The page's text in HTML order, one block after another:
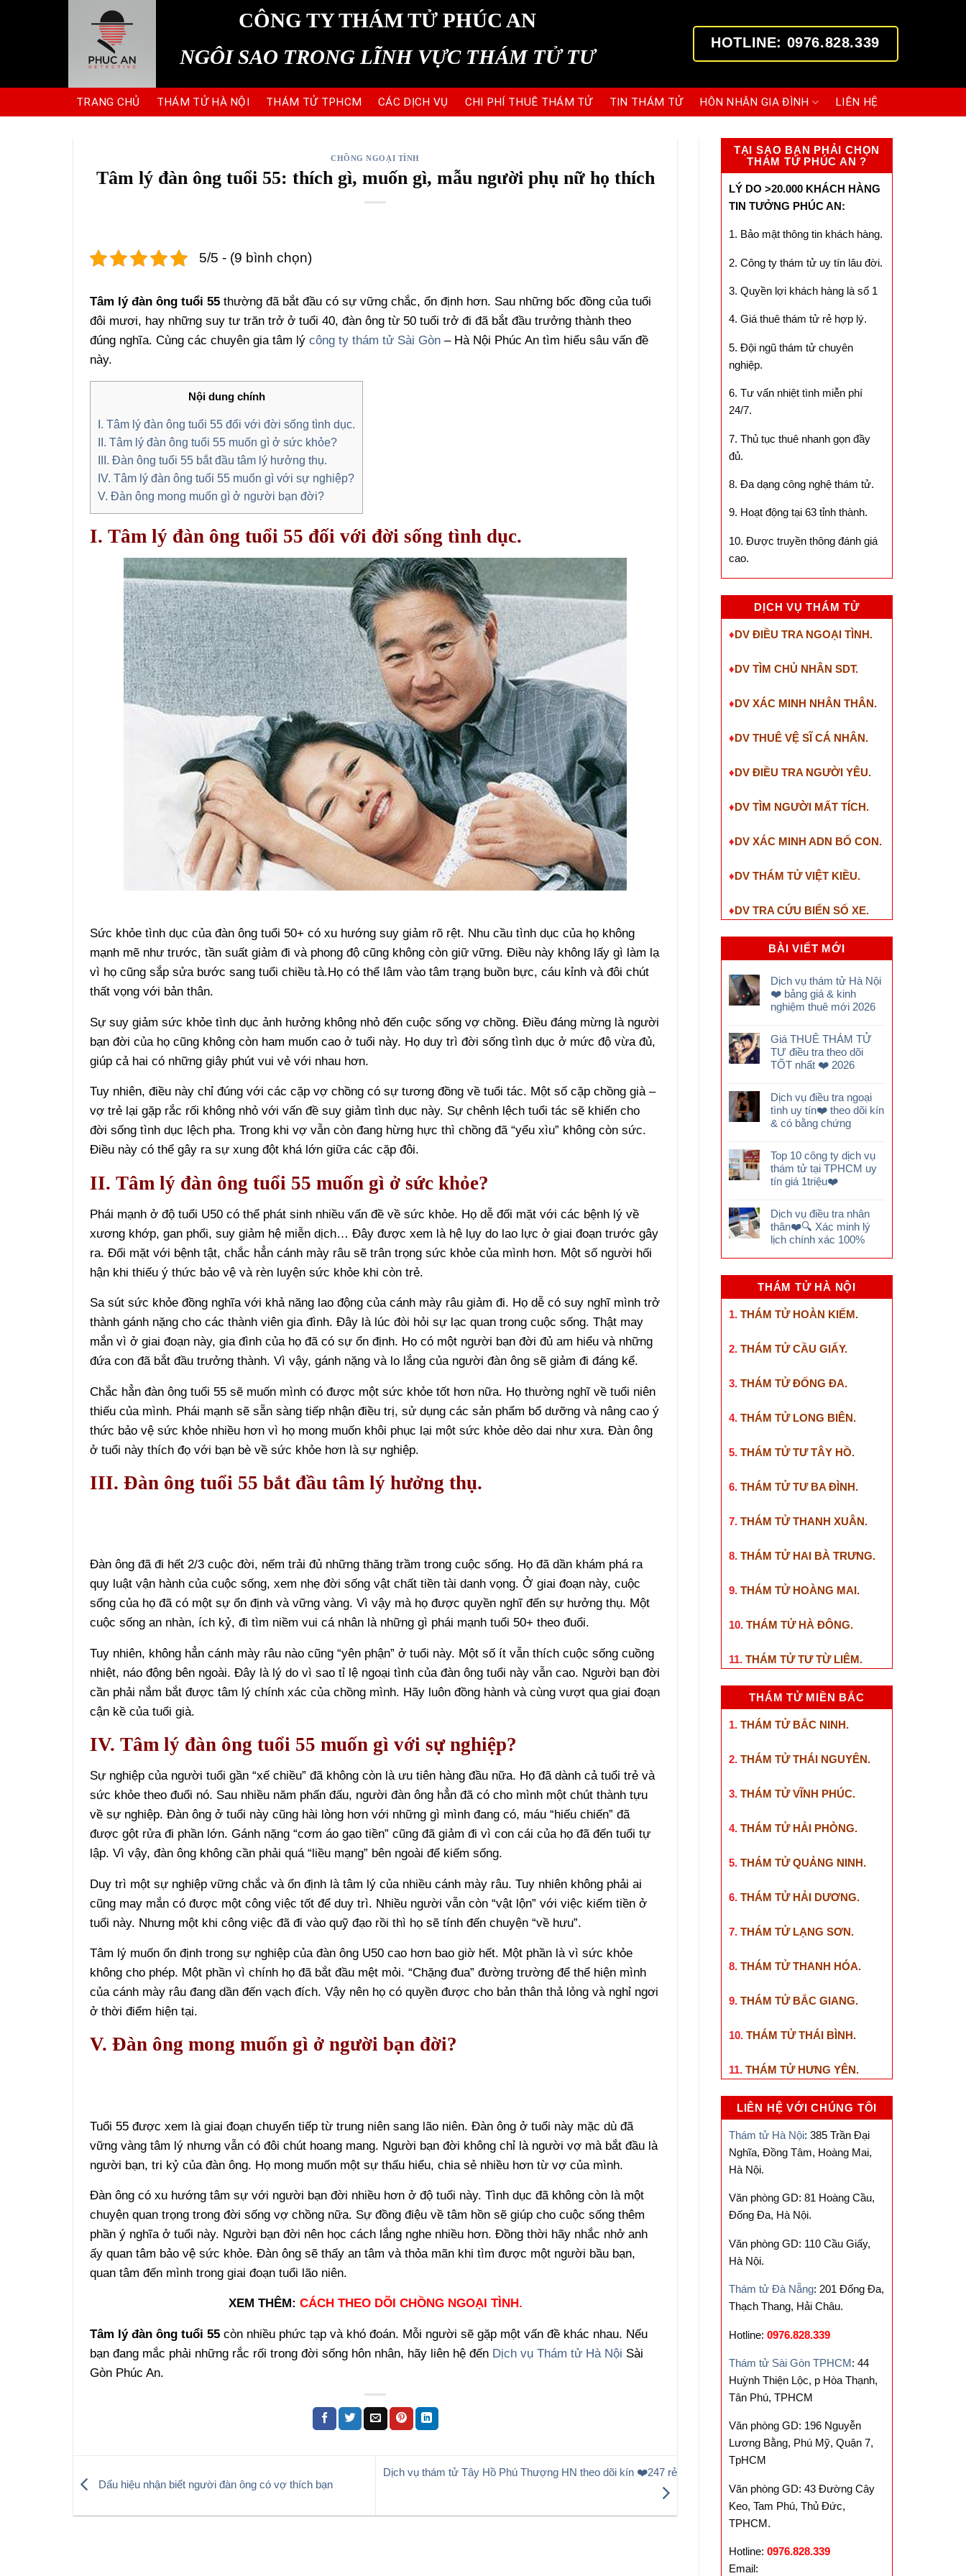
CÔNG TY THÁM TỬ PHÚC AN
NGÔI SAO TRONG LĨNH VỰC THÁM TỬ TƯ
HOTLINE: 0976.828.339
TRANG CHỦ THÁM TỬ HÀ NỘI THÁM TỬ TPHCM CÁC DỊCH VỤ CHI PHÍ THUÊ THÁM TỬ TIN THÁM TỬ HÔN NHÂN GIA ĐÌNH LIÊN HỆ
CHỒNG NGOẠI TÌNH
Tâm lý đàn ông tuổi 55: thích gì, muốn gì, mẫu người phụ nữ họ thích
5/5 - (9 bình chọn)
Tâm lý đàn ông tuổi 55 thường đã bắt đầu có sự vững chắc, ổn định hơn. Sau những bốc đồng của tuổi
đôi mươi, hay những suy tư trăn trở ở tuổi 40, đàn ông từ 50 tuổi trở đi đã bắt đầu trưởng thành theo
đúng nghĩa. Cùng các chuyên gia tâm lýcông ty thám tử Sài Gòn – Hà Nội Phúc An tìm hiểu sâu vấn đề
này.
Nội dung chính
I. Tâm lý đàn ông tuổi 55 đối với đời sống tình dục.
II. Tâm lý đàn ông tuổi 55 muốn gì ở sức khỏe?
III. Đàn ông tuổi 55 bắt đầu tâm lý hưởng thụ.
IV. Tâm lý đàn ông tuổi 55 muốn gì với sự nghiệp?
V. Đàn ông mong muốn gì ở người bạn đời?
I. Tâm lý đàn ông tuổi 55 đối với đời sống tình dục.
Sức khỏe tình dục của đàn ông tuổi 50+ có xu hướng suy giảm rõ rệt. Nhu cầu tình dục của họ không
mạnh mẽ như trước, tần suất giảm đi và phong độ cũng không còn giữ vững. Điều này không lấy gì làm lạ
vì họ cũng sắp sửa bước sang tuổi chiều tà.Họ có thể lâm vào tâm trạng buồn bực, cáu kỉnh và đôi chút
thất vọng với bản thân.
Sự suy giảm sức khỏe tình dục ảnh hưởng không nhỏ đến cuộc sống vợ chồng. Điều đáng mừng là người
bạn đời của họ cũng không còn ham muốn cao ở tuổi này. Họ duy trì đời sống tình dục ở mức độ vừa đủ,
giúp cả hai có những giây phút vui vẻ với nhau hơn.
Tuy nhiên, điều này chỉ đúng với các cặp vợ chồng có sự tương đồng về tuổi tác. Một số cặp chồng già –
vợ trẻ lại gặp rắc rối không nhỏ với vấn đề suy giảm tình dục này. Sự chênh lệch tuổi tác sẽ khiến cho
đời sống tình dục lệch pha. Trong khi vợ vẫn còn đang hừng hực thì chồng đã “yểu xìu” không còn sức.
Điều này có thể gây ra sự xung đột khá lớn giữa các cặp đôi.
II. Tâm lý đàn ông tuổi 55 muốn gì ở sức khỏe?
Phái mạnh ở độ tuổi U50 có thể phát sinh nhiều vấn đề về sức khỏe. Họ dễ đối mặt với các bệnh lý về
xương khớp, gan phổi, suy giảm hệ miễn dịch… Đây được xem là hệ lụy do lao lực ở giai đoạn trước gây
ra. Đối mặt với bệnh tật, chắc hẳn cánh mày râu sẽ trân trọng sức khỏe của mình hơn. Một số người hối
hận khi thiếu ý thức bảo vệ và rèn luyện sức khỏe khi còn trẻ.
Sa sút sức khỏe đồng nghĩa với khả năng lao động của cánh mày râu giảm đi. Họ dễ có suy nghĩ mình trở
thành gánh nặng cho các thành viên gia đình. Đây là lúc đòi hỏi sự lạc quan trong cuộc sống. Thật may
mắn vì ở giai đoạn này, gia đình của họ đã có sự ổn định. Họ có một người bạn đời đủ am hiểu và những
đứa con đã bắt đầu trưởng thành. Vì vậy, gánh nặng và lo lắng của người đàn ông sẽ giảm đi đáng kể.
Chắc hẳn đàn ông tuổi 55 sẽ muốn mình có được một sức khỏe tốt hơn nữa. Họ thường nghĩ về tuổi niên
thiếu của mình. Phái mạnh sẽ sẵn sàng tiếp nhận điều trị, sử dụng các sản phẩm bổ dưỡng và nâng cao ý
thức bảo vệ sức khỏe nhiều hơn vì họ mong muốn khôi phục lại một sức khỏe dẻo dai như xưa. Đàn ông
ở tuổi này thích đọ với bạn bè về sức khỏe hơn là sự nghiệp.
III. Đàn ông tuổi 55 bắt đầu tâm lý hưởng thụ.
Đàn ông đã đi hết 2/3 cuộc đời, nếm trải đủ những thăng trầm trong cuộc sống. Họ đã dần khám phá ra
quy luật vận hành của cuộc sống, xem nhẹ đời sống vật chất tiền tài danh vọng. Ở giai đoạn này, cuộc
sống của họ đã có một sự ổn định và vững vàng. Vì vậy mà họ được quyền nghĩ đến sự hưởng thụ. Một
cuộc sống an nhàn, ích kỷ, đi tìm niềm vui cá nhân là những gì phái mạnh tuổi 50+ theo đuổi.
Tuy nhiên, không hẳn cánh mày râu nào cũng “yên phận” ở tuổi này. Một số ít vẫn thích cuộc sống cuồng
nhiệt, náo động bên ngoài. Đây là lý do vì sao tỉ lệ ngoại tình của đàn ông tuổi này vẫn cao. Người bạn đời
cần phải nắm bắt được tâm lý chính xác của chồng mình. Hãy luôn đồng hành và cùng vượt qua giai đoạn
cận kề của tuổi già.
IV. Tâm lý đàn ông tuổi 55 muốn gì với sự nghiệp?
Sự nghiệp của người tuổi gần “xế chiều” đã không còn là ưu tiên hàng đầu nữa. Họ đã dành cả tuổi trẻ và
sức khỏe theo đuổi nó. Sau nhiều năm phấn đấu, người đàn ông hẳn đã có cho mình một chút thành tựu
về sự nghiệp. Đàn ông ở tuổi này cũng hài lòng hơn với những gì mình đang có, máu “hiếu chiến” đã
được gột rửa đi phần lớn. Gánh nặng “cơm áo gạo tiền” cũng đã giảm đi vì con cái của họ đã đến tuổi tự
lập. Vì vậy, đàn ông không cần phải quá “liều mạng” bên ngoài để kiếm sống.
Duy trì một sự nghiệp vững chắc và ổn định là tâm lý của nhiều cánh mày râu. Tuy nhiên không phải ai
cũng may mắn có được một công việc tốt để duy trì. Nhiều người vẫn còn “vật lộn” với việc kiếm tiền ở
tuổi này. Nhưng một khi công việc đã đi vào quỹ đạo rồi thì họ sẽ tính đến chuyện “về hưu”.
Tâm lý muốn ổn định trong sự nghiệp của đàn ông U50 cao hơn bao giờ hết. Một phần là vì sức khỏe
không cho phép. Một phần vì chính họ đã bắt đầu mệt mỏi. “Chặng đua” đường trường để thể hiện mình
của cánh mày râu đang dần đến vạch đích. Vậy nên họ có quyền được cho bản thân thả lỏng và nghỉ ngơi
ở thời điểm hiện tại.
V. Đàn ông mong muốn gì ở người bạn đời?
Tuổi 55 được xem là giai đoạn chuyển tiếp từ trung niên sang lão niên. Đàn ông ở tuổi này mặc dù đã
vững vàng tâm lý nhưng vẫn có đôi chút hoang mang. Người bạn đời không chỉ là người vợ mà bắt đầu là
người bạn, tri kỷ của đàn ông. Họ mong muốn một sự thấu hiểu, chia sẻ nhiều hơn từ vợ của mình.
Đàn ông có xu hướng tâm sự với người bạn đời nhiều hơn ở độ tuổi này. Tình dục đã không còn là một
chuyện quan trọng trong đời sống vợ chồng nữa. Sự đồng điệu về tâm hồn sẽ giúp cho cuộc sống thêm
phần ý nghĩa ở tuổi này. Người bạn đời nên học cách lắng nghe nhiều hơn. Đồng thời hãy nhắc nhở anh
ấy quan tâm bảo vệ sức khỏe. Đàn ông sẽ thấy an tâm và thỏa mãn khi tìm được một người bầu bạn,
quan tâm đến mình trong giai đoạn tuổi lão niên.
XEM THÊM: CÁCH THEO DÕI CHỒNG NGOẠI TÌNH.
Tâm lý đàn ông tuổi 55 còn nhiều phức tạp và khó đoán. Mỗi người sẽ gặp một vấn đề khác nhau. Nếu
bạn đang mắc phải những rắc rối trong đời sống hôn nhân, hãy liên hệ đến Dịch vụ Thám tử Hà Nội Sài
Gòn Phúc An.
Dấu hiệu nhận biết người đàn ông có vợ thích bạn
Dịch vụ thám tử Tây Hồ Phú Thượng HN theo dõi kín ❤️247 rẻ
TẠI SAO BẠN PHẢI CHỌN
THÁM TỬ PHÚC AN ?
LÝ DO >20.000 KHÁCH HÀNG
TIN TƯỞNG PHÚC AN:
1. Bảo mật thông tin khách hàng.
2. Công ty thám tử uy tín lâu đời.
3. Quyền lợi khách hàng là số 1
4. Giá thuê thám tử rẻ hợp lý.
5. Đội ngũ thám tử chuyên
nghiệp.
6. Tư vấn nhiệt tình miễn phí
24/7.
7. Thủ tục thuê nhanh gọn đầy
đủ.
8. Đa dạng công nghệ thám tử.
9. Hoạt động tại 63 tỉnh thành.
10. Được truyền thông đánh giá
cao.
DỊCH VỤ THÁM TỬ
♦DV ĐIỀU TRA NGOẠI TÌNH.
♦DV TÌM CHỦ NHÂN SDT.
♦DV XÁC MINH NHÂN THÂN.
♦DV THUÊ VỆ SĨ CÁ NHÂN.
♦DV ĐIỀU TRA NGƯỜI YÊU.
♦DV TÌM NGƯỜI MẤT TÍCH.
♦DV XÁC MINH ADN BỐ CON.
♦DV THÁM TỬ VIỆT KIỀU.
♦DV TRA CỨU BIỂN SỐ XE.
BÀI VIẾT MỚI
Dịch vụ thám tử Hà Nội
❤️ bảng giá & kinh
nghiệm thuê mới 2026
Giá THUÊ THÁM TỬ
TƯ điều tra theo dõi
TỐT nhất ❤️ 2026
Dịch vụ điều tra ngoại
tình uy tín❤️ theo dõi kín
& có bằng chứng
Top 10 công ty dịch vụ
thám tử tại TPHCM uy
tín giá 1triệu❤️
Dịch vụ điều tra nhân
thân❤️🔍 Xác minh lý
lịch chính xác 100%
THÁM TỬ HÀ NỘI
1. THÁM TỬ HOÀN KIẾM.
2. THÁM TỬ CẦU GIẤY.
3. THÁM TỬ ĐỐNG ĐA.
4. THÁM TỬ LONG BIÊN.
5. THÁM TỬ TƯ TÂY HỒ.
6. THÁM TỬ TƯ BA ĐÌNH.
7. THÁM TỬ THANH XUÂN.
8. THÁM TỬ HAI BÀ TRƯNG.
9. THÁM TỬ HOÀNG MAI.
10. THÁM TỬ HÀ ĐÔNG.
11. THÁM TỬ TƯ TỪ LIÊM.
THÁM TỬ MIỀN BẮC
1. THÁM TỬ BẮC NINH.
2. THÁM TỬ THÁI NGUYÊN.
3. THÁM TỬ VĨNH PHÚC.
4. THÁM TỬ HẢI PHÒNG.
5. THÁM TỬ QUẢNG NINH.
6. THÁM TỬ HẢI DƯƠNG.
7. THÁM TỬ LẠNG SƠN.
8. THÁM TỬ THANH HÓA.
9. THÁM TỬ BẮC GIANG.
10. THÁM TỬ THÁI BÌNH.
11. THÁM TỬ HƯNG YÊN.
LIÊN HỆ VỚI CHÚNG TÔI
Thám tử Hà Nội: 385 Trần Đại
Nghĩa, Đồng Tâm, Hoàng Mai,
Hà Nội.
Văn phòng GD: 81 Hoàng Cầu,
Đống Đa, Hà Nội.
Văn phòng GD: 110 Cầu Giấy,
Hà Nội.
Thám tử Đà Nẵng: 201 Đống Đa,
Thạch Thang, Hải Châu.
Hotline: 0976.828.339
Thám tử Sài Gòn TPHCM: 44
Huỳnh Thiện Lộc, p Hòa Thạnh,
Tân Phú, TPHCM
Văn phòng GD: 196 Nguyễn
Lương Bằng, Phú Mỹ, Quận 7,
TpHCM
Văn phòng GD: 43 Đường Cây
Keo, Tam Phú, Thủ Đức,
TPHCM.
Hotline: 0976.828.339
Email: